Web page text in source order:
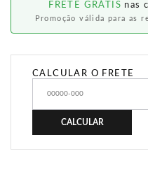
FRETE GRÁTIS nas
Promoção válida para as
CALCULAR O FRETE
CALCULAR